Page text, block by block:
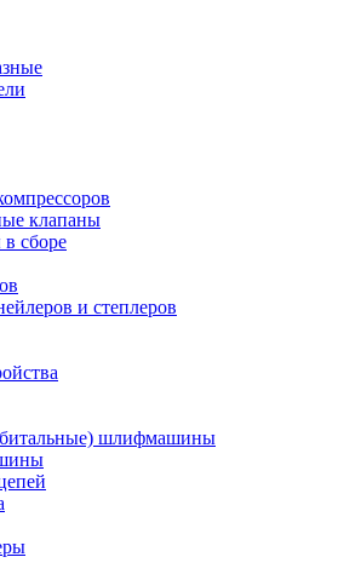
клапаны
сборе
и степлеров
шлифмашины